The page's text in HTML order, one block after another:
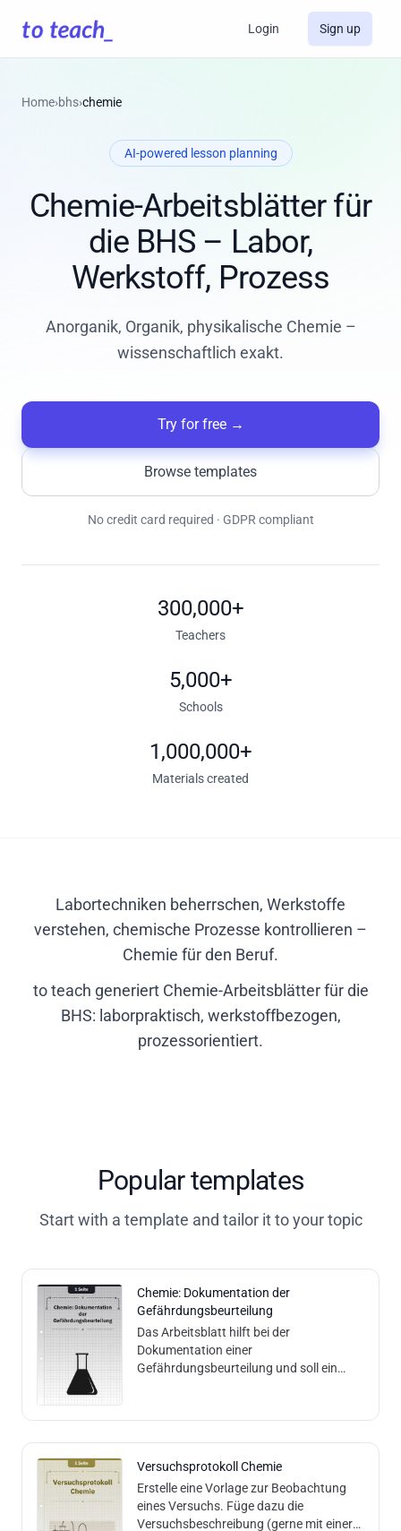
Login Sign up
Home›bhs›chemie
AI-powered lesson planning
Chemie-Arbeitsblätter für
die BHS – Labor,
Werkstoff, Prozess
Anorganik, Organik, physikalische Chemie –
wissenschaftlich exakt.
Try for free→
Browse templates
No credit card required · GDPR compliant
300,000+
Teachers
5,000+
Schools
1,000,000+
Materials created
Labortechniken beherrschen, Werkstoffe
verstehen, chemische Prozesse kontrollieren –
Chemie für den Beruf.
to teach generiert Chemie-Arbeitsblätter für die
BHS: laborpraktisch, werkstoffbezogen,
prozessorientiert.
Popular templates
Start with a template and tailor it to your topic
Chemie: Dokumentation der
Gefährdungsbeurteilung
Das Arbeitsblatt hilft bei der
Dokumentation einer
Gefährdungsbeurteilung und soll ein
Methoden: Es enthält ein
Versuchsprotokoll Chemie
Erstelle eine Vorlage zur Beobachtung
eines Versuchs. Füge dazu die
Versuchsbeschreibung (gerne mit einer